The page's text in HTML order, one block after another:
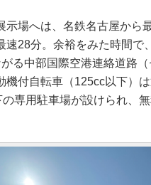
場へは、名鉄名古屋から
速28分。余裕をみた時間で
る中部国際空港連絡道路
機付自転車（125cc以下）
専用駐車場が設けられ、